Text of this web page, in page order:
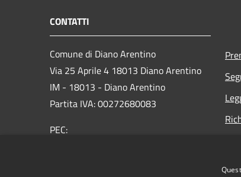
CONTATTI
Comune di Diano Arentino
Via 25 Aprile 4 18013 Diano Arentino
IM - 18013 - Diano Arentino
Partita IVA: 00272680083
PEC: